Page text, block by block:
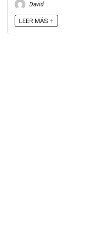
David
LEER MÁS +